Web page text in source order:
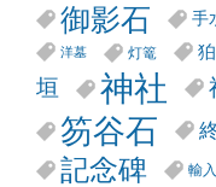
御影石 手
洋墓 灯篭
垣
神社
笏谷石
記念碑 輸入